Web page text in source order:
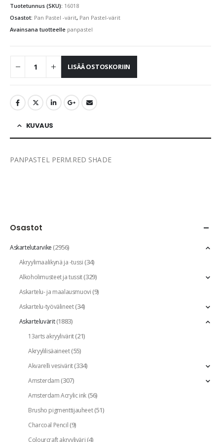
Tuotetunnus (SKU): 16018
Osastot: Pan Pastel -värit, Pan Pastel-värit
Avainsana tuotteelle panpastel
LISÄÄ OSTOSKORIIN
KUVAUS
PANPASTEL PERM.RED SHADE
Osastot
Askartelutarvike(2956)
Akryylimaalikynä ja -tussi(34)
Alkoholimusteet ja tussit(329)
Askartelu- ja maalausmuovi(9)
Askartelu-työvälineet(34)
Askarteluvärit(1883)
13arts akryylivärit(21)
Akryylilisäaineet(55)
Akvarelli vesivärit(334)
Amsterdam(307)
Amsterdam Acrylic ink(56)
Brusho pigmenttijauheet(51)
Charcoal Pencil(9)
Colourcraft akryyliväri(4)